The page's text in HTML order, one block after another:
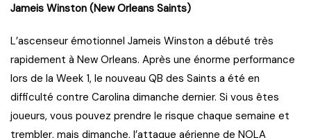
Jameis Winston (New Orleans Saints)
L’ascenseur émotionnel Jameis Winston a débuté très
rapidement à New Orleans. Après une énorme performance
lors de la Week 1, le nouveau QB des Saints a été en
difficulté contre Carolina dimanche dernier. Si vous êtes
joueurs, vous pouvez prendre le risque chaque semaine et
trembler, mais dimanche, l’attaque aérienne de NOLA